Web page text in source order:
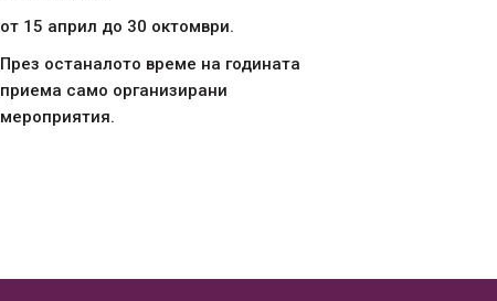
от 15 април до 30 октомври.
През останалото време на годината
приема само организирани
мероприятия.